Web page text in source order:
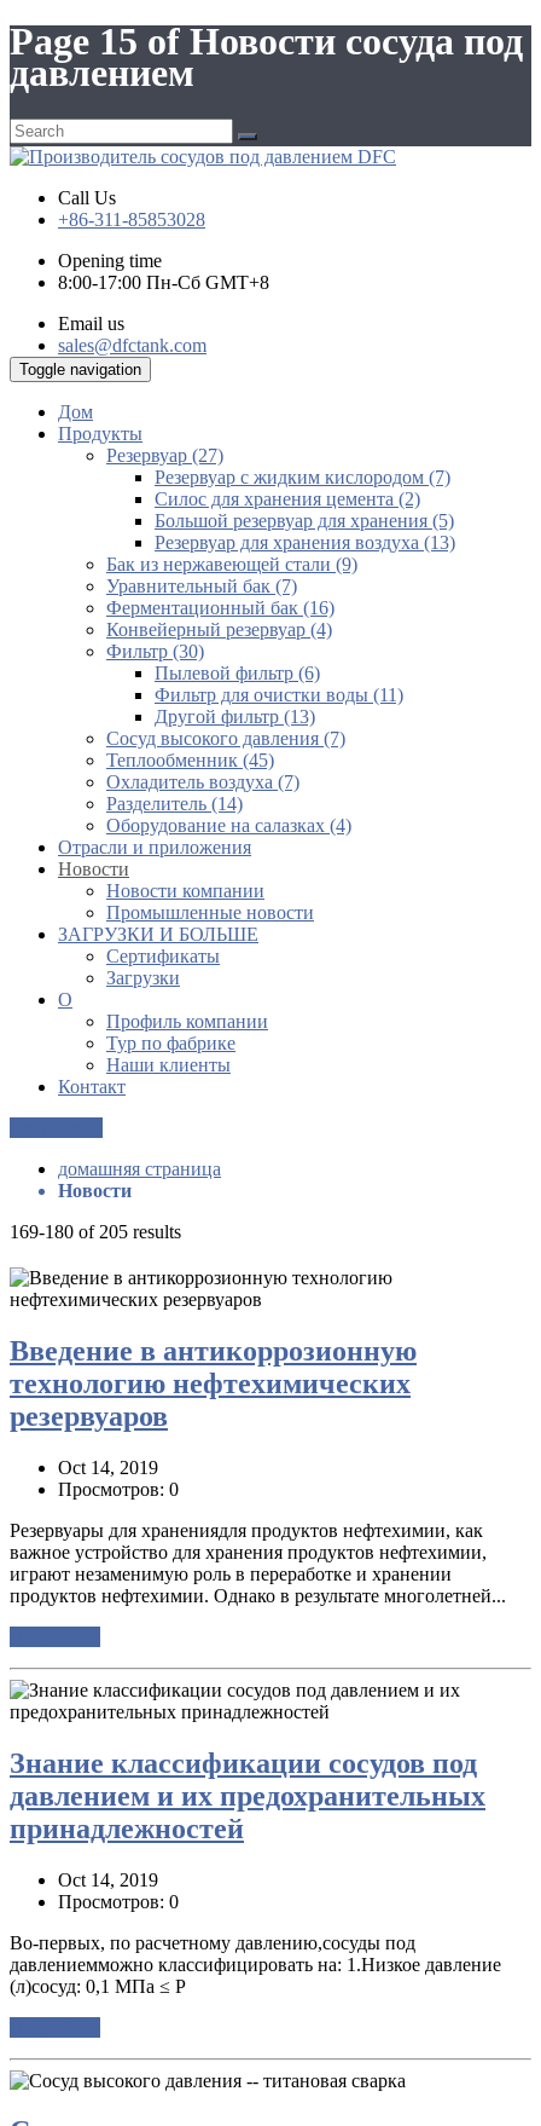
Page 15 of Новости сосуда под
давлением
Call Us
+86-311-85853028
Opening time
8:00-17:00 Пн-Сб GMT+8
Email us
sales@dfctank.com
Toggle navigation
Дом
Продукты
Резервуар (27)
Резервуар с жидким кислородом (7)
Силос для хранения цемента (2)
Большой резервуар для хранения (5)
Резервуар для хранения воздуха (13)
Бак из нержавеющей стали (9)
Уравнительный бак (7)
Ферментационный бак (16)
Конвейерный резервуар (4)
Фильтр (30)
Пылевой фильтр (6)
Фильтр для очистки воды (11)
Другой фильтр (13)
Сосуд высокого давления (7)
Теплообменник (45)
Охладитель воздуха (7)
Разделитель (14)
Оборудование на салазках (4)
Отрасли и приложения
Новости
Новости компании
Промышленные новости
ЗАГРУЗКИ И БОЛЬШЕ
Сертификаты
Загрузки
О
Профиль компании
Тур по фабрике
Наши клиенты
Контакт
домашняя страница
Новости
169-180 of 205 results
Введение в антикоррозионную
технологию нефтехимических
резервуаров
Oct 14, 2019
Просмотров: 0
Резервуары для хранениядля продуктов нефтехимии, как
важное устройство для хранения продуктов нефтехимии,
играют незаменимую роль в переработке и хранении
продуктов нефтехимии. Однако в результате многолетней...
Знание классификации сосудов под
давлением и их предохранительных
принадлежностей
Oct 14, 2019
Просмотров: 0
Во-первых, по расчетному давлению,сосуды под
давлениемможно классифицировать на: 1.Низкое давление
(л)сосуд: 0,1 МПа ≤ P